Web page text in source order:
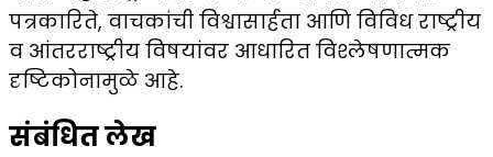
पत्रकारिते, वाचकांची विश्वासार्हता आणि विविध राष्ट्रीय
व आंतरराष्ट्रीय विषयांवर आधारित विश्लेषणात्मक
दृष्टिकोनामुळे आहे.
संबंधित लेख